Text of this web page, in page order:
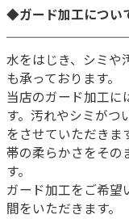
◆ガード加工につ
水をはじき、シミや
も承っております。
当店のガード加工に
す。汚れやシミがつ
をさせていただきま
帯の柔らかさをその
す。
ガード加工をご希望
間をいただきます。